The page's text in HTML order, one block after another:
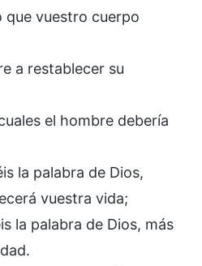
vuestro cuerpo
a restablecer su
el hombre debería
la palabra de Dios,
vuestra vida;
la palabra de Dios, más